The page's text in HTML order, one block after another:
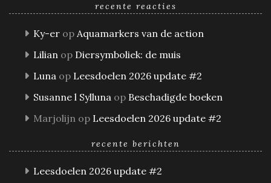
recente reacties
Ky-er op Aquamarkers van de action
Lilian op Diersymboliek: de muis
Luna op Leesdoelen 2026 update #2
Susanne l Sylluna op Beschadigde boeken
Marjolijn op Leesdoelen 2026 update #2
recente berichten
Leesdoelen 2026 update #2